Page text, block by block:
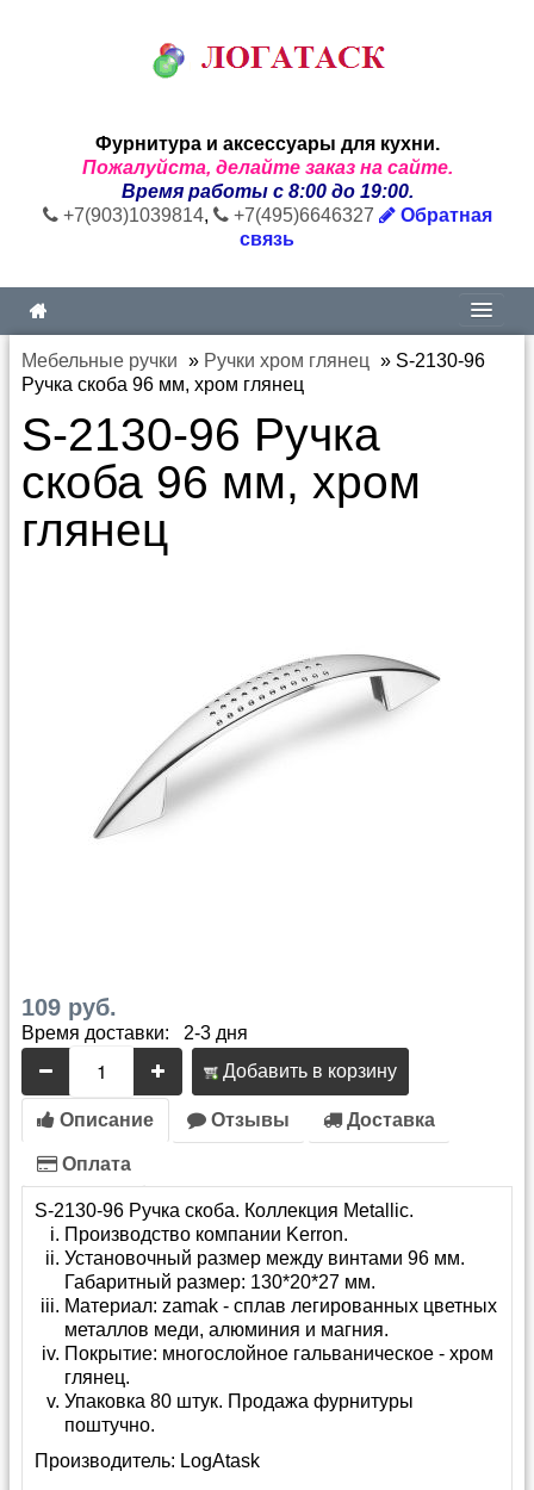
Фурнитура и аксессуары для кухни.
Пожалуйста, делайте заказ на сайте.
Время работы с 8:00 до 19:00.
+7(903)1039814, +7(495)6646327
Обратная
связь
Мебельные ручки » Ручки хром глянец » S-2130-96
Ручка скоба 96 мм, хром глянец
S-2130-96 Ручка
скоба 96 мм, хром
глянец
109 руб.
Время доставки: 2-3 дня
Добавить в корзину
Описание Отзывы Доставка
Оплата
S-2130-96 Ручка скоба. Коллекция Metallic.
Производство компании Kerron.
Установочный размер между винтами 96 мм.
Габаритный размер: 130*20*27 мм.
Материал: zamak - сплав легированных цветных
металлов меди, алюминия и магния.
Покрытие: многослойное гальваническое - хром
глянец.
Упаковка 80 штук. Продажа фурнитуры
поштучно.
Производитель: LogAtask